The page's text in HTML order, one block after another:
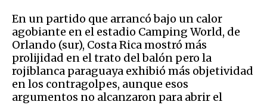
En un partido que arrancó bajo un calor
agobiante en el estadio Camping World, de
Orlando (sur), Costa Rica mostró más
prolijidad en el trato del balón pero la
rojiblanca paraguaya exhibió más objetividad
en los contragolpes, aunque esos
argumentos no alcanzaron para abrir el